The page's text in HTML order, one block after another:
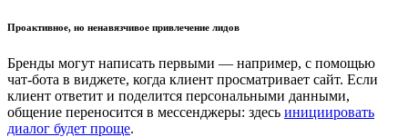
Проактивное, но ненавязчивое привлечение лидов
Бренды могут написать первыми — например, с помощью
чат-бота в виджете, когда клиент просматривает сайт. Если
клиент ответит и поделится персональными данными,
общение переносится в мессенджеры: здесь инициировать
диалог будет проще.